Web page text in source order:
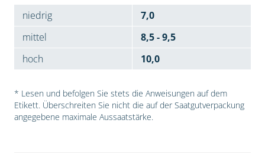
niedrig
7,0
mittel
8,5 - 9,5
hoch
10,0
* Lesen und befolgen Sie stets die Anweisungen auf dem
Etikett. Überschreiten Sie nicht die auf der Saatgutverpackung
angegebene maximale Aussaatstärke.